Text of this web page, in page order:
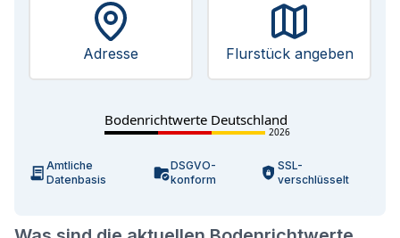
Adresse Flurstück angeben
Bodenrichtwerte Deutschland
2026
Amtliche
Datenbasis
DSGVO-
konform
SSL-
verschlüsselt